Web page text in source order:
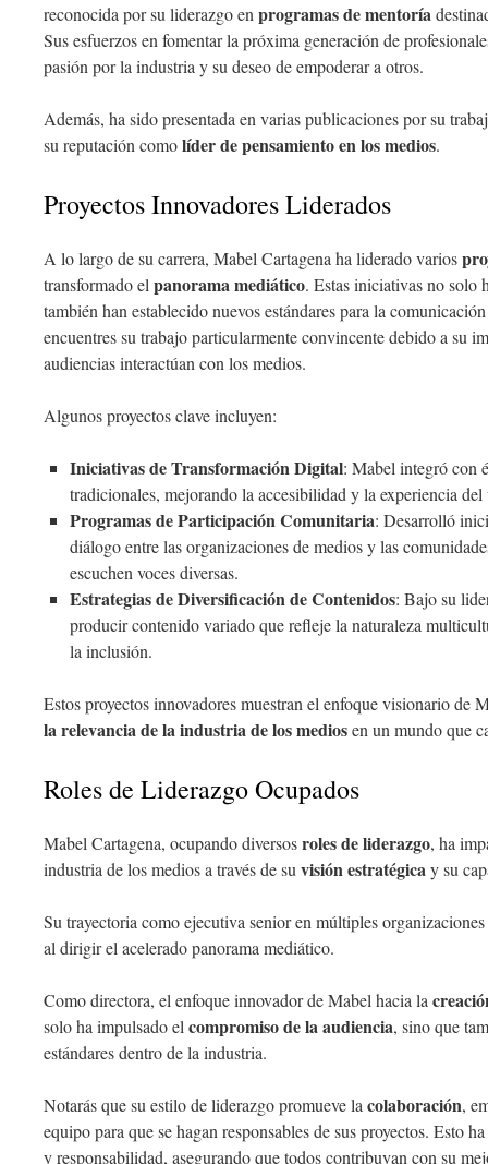
reconocida por su liderazgo en programas de mentoría
Sus esfuerzos en fomentar la próxima generación de
pasión por la industria y su deseo de empoderar a otros.
Además, ha sido presentada en varias publicaciones por su
su reputación comolíder de pensamiento en los medios.
Proyectos Innovadores Liderados
A lo largo de su carrera, Mabel Cartagena ha liderado varios
transformado el panorama mediático. Estas iniciativas no solo
también han establecido nuevos estándares para la
encuentres su trabajo particularmente convincente debido a su
audiencias interactúan con los medios.
Algunos proyectos clave incluyen:
Iniciativas de Transformación Digital: Mabel integró con
tradicionales, mejorando la accesibilidad y la experiencia del
Programas de Participación Comunitaria: Desarrolló
diálogo entre las organizaciones de medios y las
escuchen voces diversas.
Estrategias de Diversificación de Contenidos: Bajo su
producir contenido variado que refleje la naturaleza
la inclusión.
Estos proyectos innovadores muestran el enfoque visionario de
la relevancia de la industria de los mediosen un mundo que
Roles de Liderazgo Ocupados
Mabel Cartagena, ocupando diversosroles de liderazgo, ha
industria de los medios a través de su visión estratégicay su
Su trayectoria como ejecutiva senior en múltiples
al dirigir el acelerado panorama mediático.
Como directora, el enfoque innovador de Mabel hacia la
solo ha impulsado el compromiso de la audiencia, sino que
estándares dentro de la industria.
Notarás que su estilo de liderazgo promueve la colaboración,
equipo para que se hagan responsables de sus proyectos. Esto
y responsabilidad, asegurando que todos contribuyan con su